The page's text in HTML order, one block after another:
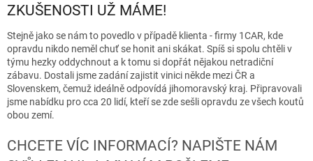
ZKUŠENOSTI UŽ MÁME!
Stejně jako se nám to povedlo v případě klienta - firmy 1CAR, kde
opravdu nikdo neměl chuť se honit ani skákat. Spíš si spolu chtěli v
týmu hezky oddychnout a k tomu si dopřát nějakou netradiční
zábavu. Dostali jsme zadání zajistit vinici někde mezi ČR a
Slovenskem, čemuž ideálně odpovídá jihomoravský kraj. Připravovali
jsme nabídku pro cca 20 lidí, kteří se zde sešli opravdu ze všech koutů
obou zemí.
CHCETE VÍC INFORMACÍ? NAPIŠTE NÁM